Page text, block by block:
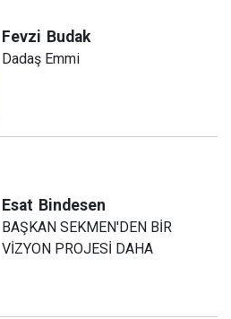
Fevzi Budak
Dadaş Emmi
Esat Bindesen
BAŞKAN SEKMEN'DEN BİR
VİZYON PROJESİ DAHA